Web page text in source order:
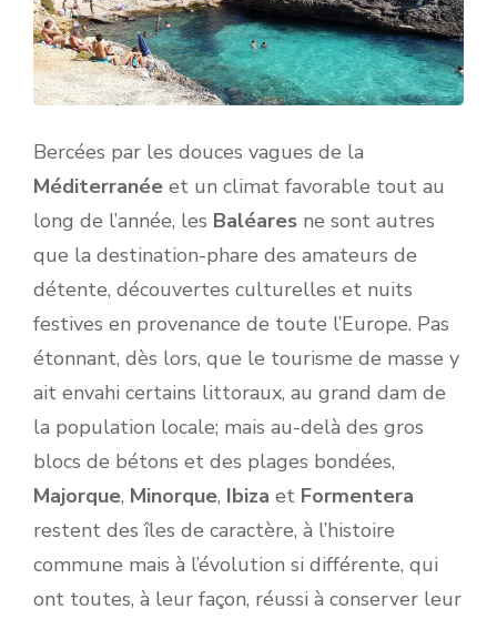
Bercées par les douces vagues de la
Méditerranée et un climat favorable tout au
long de l’année, les Baléares ne sont autres
que la destination-phare des amateurs de
détente, découvertes culturelles et nuits
festives en provenance de toute l’Europe. Pas
étonnant, dès lors, que le tourisme de masse y
ait envahi certains littoraux, au grand dam de
la population locale; mais au-delà des gros
blocs de bétons et des plages bondées,
Majorque, Minorque, Ibiza et Formentera
restent des îles de caractère, à l’histoire
commune mais à l’évolution si différente, qui
ont toutes, à leur façon, réussi à conserver leur